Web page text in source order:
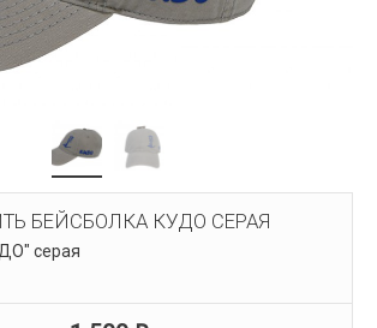
БЕЙСБОЛКА КУДО СЕРАЯ
серая